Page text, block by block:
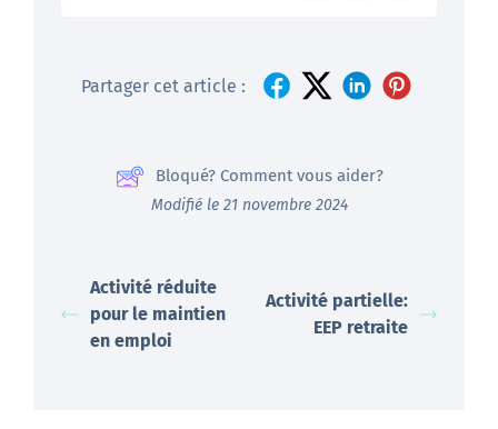
Partager cet article :
Bloqué? Comment vous aider?
Modifié le 21 novembre 2024
Activité réduite
pour le maintien
en emploi
Activité partielle:
EEP retraite